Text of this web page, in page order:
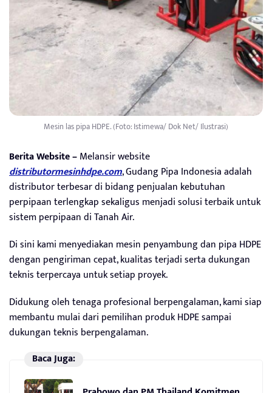
Mesin las pipa HDPE. (Foto: Istimewa/ Dok Net/ Ilustrasi)
Berita Website –Melansir website
distributormesinhdpe.com, Gudang Pipa Indonesia adalah
distributor terbesar di bidang penjualan kebutuhan
perpipaan terlengkap sekaligus menjadi solusi terbaik untuk
sistem perpipaan di Tanah Air.
Di sini kami menyediakan mesin penyambung dan pipa HDPE
dengan pengiriman cepat, kualitas terjadi serta dukungan
teknis terpercaya untuk setiap proyek.
Didukung oleh tenaga profesional berpengalaman, kami siap
membantu mulai dari pemilihan produk HDPE sampai
dukungan teknis berpengalaman.
Baca Juga: